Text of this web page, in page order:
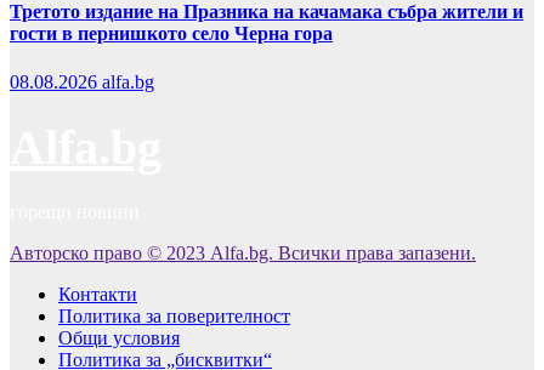
Третото издание на Празника на качамака събра жители и
гости в пернишкото село Черна гора
08.08.2026 alfa.bg
Авторско право © 2023 Alfa.bg. Всички права запазени.
Контакти
Политика за поверителност
Общи условия
Политика за „бисквитки“